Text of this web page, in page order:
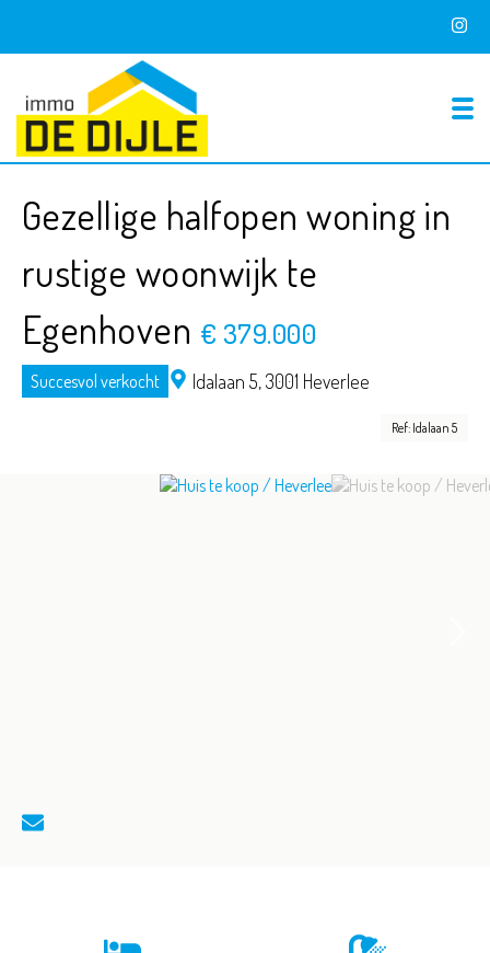
Gezellige halfopen woning in
rustige woonwijk te
Egenhoven € 379.000
Succesvol verkocht Idalaan 5,3001 Heverlee
Ref: Idalaan 5